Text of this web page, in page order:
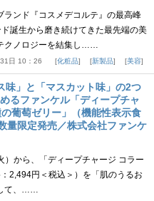
ンド『コスメデコルテ』の最高峰
誕生から磨き続けてきた最先端の美
クノロジーを結集し……
日 10：26 化粧品 新製品 美容
味」と「マスカット味」の2つ
るファンケル「ディープチャ
葡萄ゼリー」（機能性表示食
量限定発売／株式会社ファンケ
から、「ディープチャージ コラー
2,494円＜税込＞）を「肌のうるお
て、……